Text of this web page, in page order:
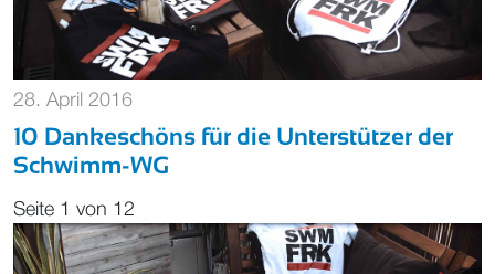
28. April 2016
10 Dankeschöns für die Unterstützer der
Schwimm-WG
Seite 1 von 12